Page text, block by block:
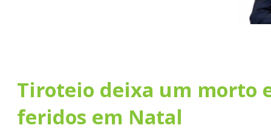
Tiroteio deixa um morto
feridos em Natal